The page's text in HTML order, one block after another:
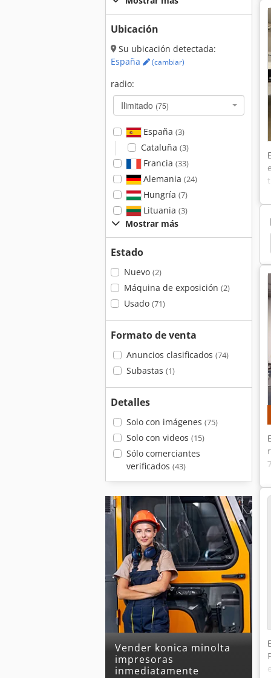
Ubicación
Su ubicación detectada:
España
(cambiar)
radio:
Ilimitado (75)
España (3)
Cataluña (3)
Francia (33)
Alemania (24)
Hungría (7)
Lituania (3)
Mostrar más
Estado
Nuevo (2)
Máquina de exposición (2)
Usado (71)
Formato de venta
Anuncios clasificados (74)
Subastas (1)
Detalles
Solo con imágenes (75)
Solo con videos (15)
Sólo comerciantes
verificados (43)
Vender konica minolta
impresoras
inmediatamente